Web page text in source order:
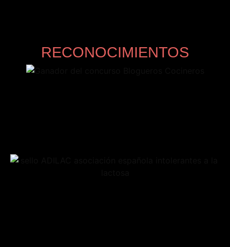
RECONOCIMIENTOS